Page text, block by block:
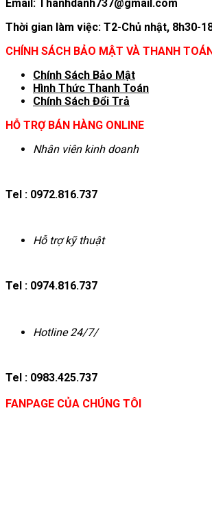
Email: Thanhdanh737@gmail.com
Thời gian làm việc: T2-Chủ nhật, 8h30-
CHÍNH SÁCH BẢO MẬT VÀ THANH
Chính Sách Bảo Mật
Hình Thức Thanh Toán
Chính Sách Đổi Trả
HỖ TRỢ BÁN HÀNG ONLINE
Nhân viên kinh doanh
Tel : 0972.816.737
Hỗ trợ kỹ thuật
Tel : 0974.816.737
Hotline 24/7/
Tel : 0983.425.737
FANPAGE CỦA CHÚNG TÔI